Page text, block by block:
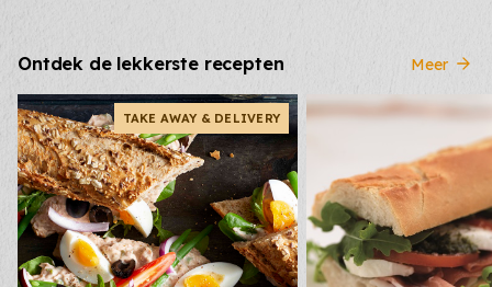
Ontdek de lekkerste recepten Meer
TAKE AWAY & DELIVERY